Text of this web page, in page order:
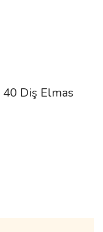
Diş Elmas